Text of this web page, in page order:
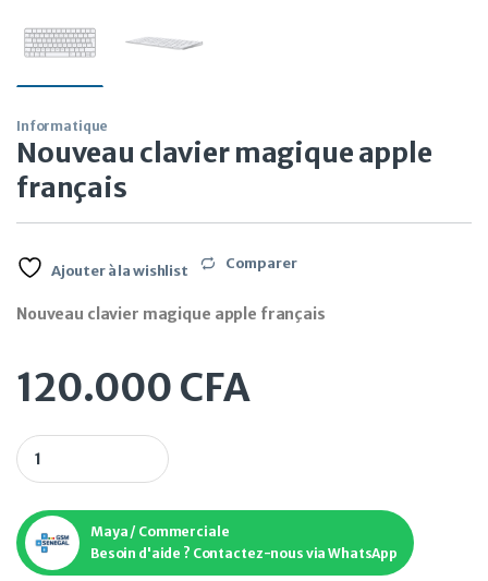
Informatique
Nouveau clavier magique apple
français
Ajouter à la wishlist Comparer
Nouveau clavier magique apple français
120.000 CFA
Nouveau clavier magique apple français quantity
Maya / Commerciale
Besoin d'aide ? Contactez-nous via WhatsApp